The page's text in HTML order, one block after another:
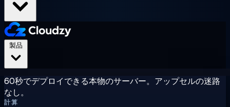
60秒でデプロイできる本物のサーバー。アップセルの迷路
なし。
計算